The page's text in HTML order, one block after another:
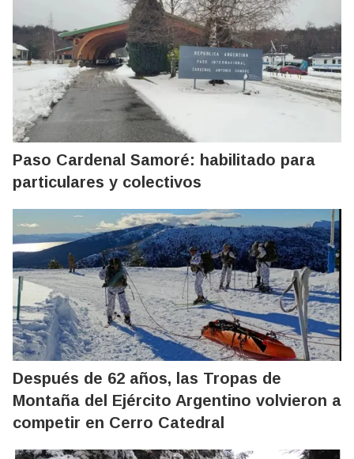
Paso Cardenal Samoré: habilitado para
particulares y colectivos
Después de 62 años, las Tropas de
Montaña del Ejército Argentino volvieron a
competir en Cerro Catedral